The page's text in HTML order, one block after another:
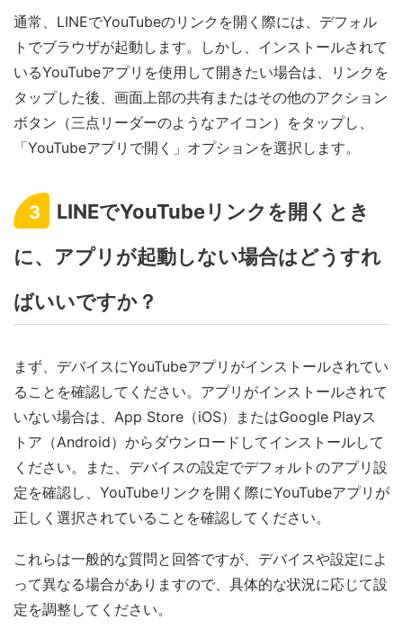
通常、LINEでYouTubeのリンクを開く際には、デフォル
トでブラウザが起動します。しかし、インストールされて
いるYouTubeアプリを使用して開きたい場合は、リンクを
タップした後、画面上部の共有またはその他のアクション
ボタン（三点リーダーのようなアイコン）をタップし、
「YouTubeアプリで開く」オプションを選択します。
3
LINEでYouTubeリンクを開くとき
に、アプリが起動しない場合はどうすれ
ばいいですか？
まず、デバイスにYouTubeアプリがインストールされてい
ることを確認してください。アプリがインストールされて
いない場合は、App Store（iOS）またはGoogle Playス
トア（Android）からダウンロードしてインストールして
ください。また、デバイスの設定でデフォルトのアプリ設
定を確認し、YouTubeリンクを開く際にYouTubeアプリが
正しく選択されていることを確認してください。
これらは一般的な質問と回答ですが、デバイスや設定によ
って異なる場合がありますので、具体的な状況に応じて設
定を調整してください。